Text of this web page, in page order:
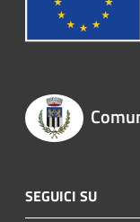
SEGUICI SU